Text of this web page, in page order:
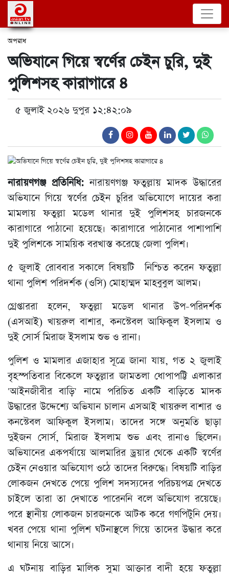
অপরাধ
অভিযানে গিয়ে স্বর্ণের চেইন চুরি, দুই
পুলিশসহ কারাগারে ৪
৫ জুলাই ২০২৬ দুপুর ১২:৪২:০৯
নারায়ণগঞ্জ প্রতিনিধি:নারায়ণগঞ্জ ফতুল্লায় মাদক উদ্ধারের
অভিযানে গিয়ে স্বর্ণের চেইন চুরির অভিযোগে দায়ের করা
মামলায় ফতুল্লা মডেল থানার দুই পুলিশসহ চারজনকে
কারাগারে পাঠানো হয়েছে। কারাগারে পাঠানোর পাশাপাশি
দুই পুলিশকে সাময়িক বরখাস্ত করেছে জেলা পুলিশ।
৫ জুলাই রোববার সকালে বিষয়টি নিশ্চিত করেন ফতুল্লা
থানা পুলিশ পরিদর্শক (ওসি) মোহাম্মদ মাহবুবুল আলম।
গ্রেপ্তাররা হলেন, ফতুল্লা মডেল থানার উপ-পরিদর্শক
(এসআই) খায়রুল বাশার, কনস্টেবল আফিকুল ইসলাম ও
দুই সোর্স মিরাজ ইসলাম শুভ ও রানা।
পুলিশ ও মামলার এজাহার সূত্রে জানা যায়, গত ২ জুলাই
বৃহস্পতিবার বিকেলে ফতুল্লার জামতলা ধোপাপট্টি এলাকার
'আইনজীবীর বাড়ি' নামে পরিচিত একটি বাড়িতে মাদক
উদ্ধারের উদ্দেশ্যে অভিযান চালান এসআই খায়রুল বাশার ও
কনস্টেবল আফিকুল ইসলাম। তাদের সঙ্গে অনুমতি ছাড়া
দুইজন সোর্স, মিরাজ ইসলাম শুভ এবং রানাও ছিলেন।
অভিযানের একপর্যায়ে আলমারির ড্রয়ার থেকে একটি স্বর্ণের
চেইন নেওয়ার অভিযোগ ওঠে তাদের বিরুদ্ধে। বিষয়টি বাড়ির
লোকজন দেখতে পেয়ে পুলিশ সদস্যদের পরিচয়পত্র দেখতে
চাইলে তারা তা দেখাতে পারেননি বলে অভিযোগ রয়েছে।
পরে স্থানীয় লোকজন চারজনকে আটক করে গণপিটুনি দেয়।
খবর পেয়ে থানা পুলিশ ঘটনাস্থলে গিয়ে তাদের উদ্ধার করে
থানায় নিয়ে আসে।
এ ঘটনায় বাড়ির মালিক সুমা আক্তার বাদী হয়ে ফতুল্লা